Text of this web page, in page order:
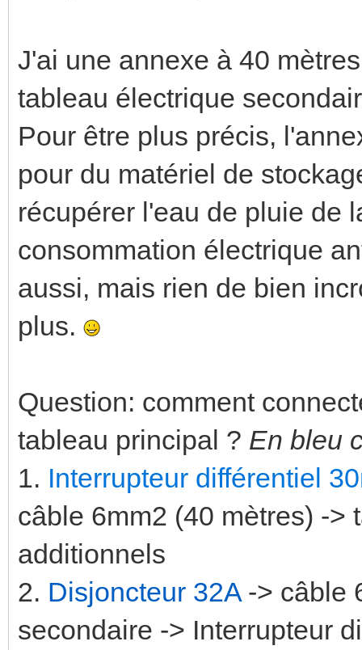
J'ai une annexe à 40
tableau électrique
Pour être plus précis,
pour du matériel de
récupérer l'eau de pluie de
consommation électrique
aussi, mais rien de bien
plus.
Question: comment
tableau principal ? En bleu
1. Interrupteur différentiel
câble 6mm2 (40 mètres) ->
additionnels
2. Disjoncteur 32A-> câble
secondaire -> Interrupteur